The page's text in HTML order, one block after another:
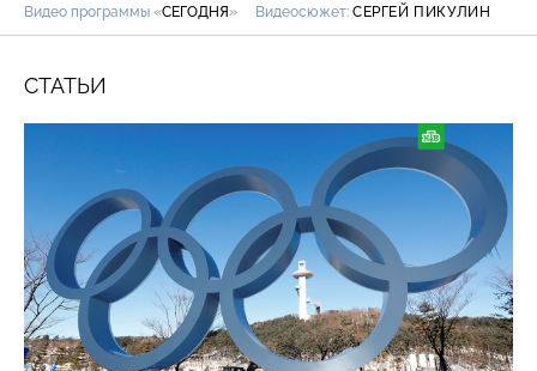
Видео программы «СЕГОДНЯ» Видеосюжет: СЕРГЕЙ ПИКУЛИН
СТАТЬИ